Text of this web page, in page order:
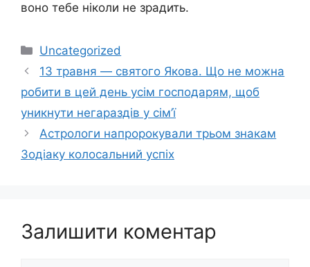
воно тебе ніколи не зрадить.
Категорії
Uncategorized
13 травня — святого Якова. Що не можна
робити в цей день усім господарям, щоб
уникнути негараздів у сім’ї
Астрологи напророкували трьом знакам
Зодіаку колосальний успіх
Залишити коментар